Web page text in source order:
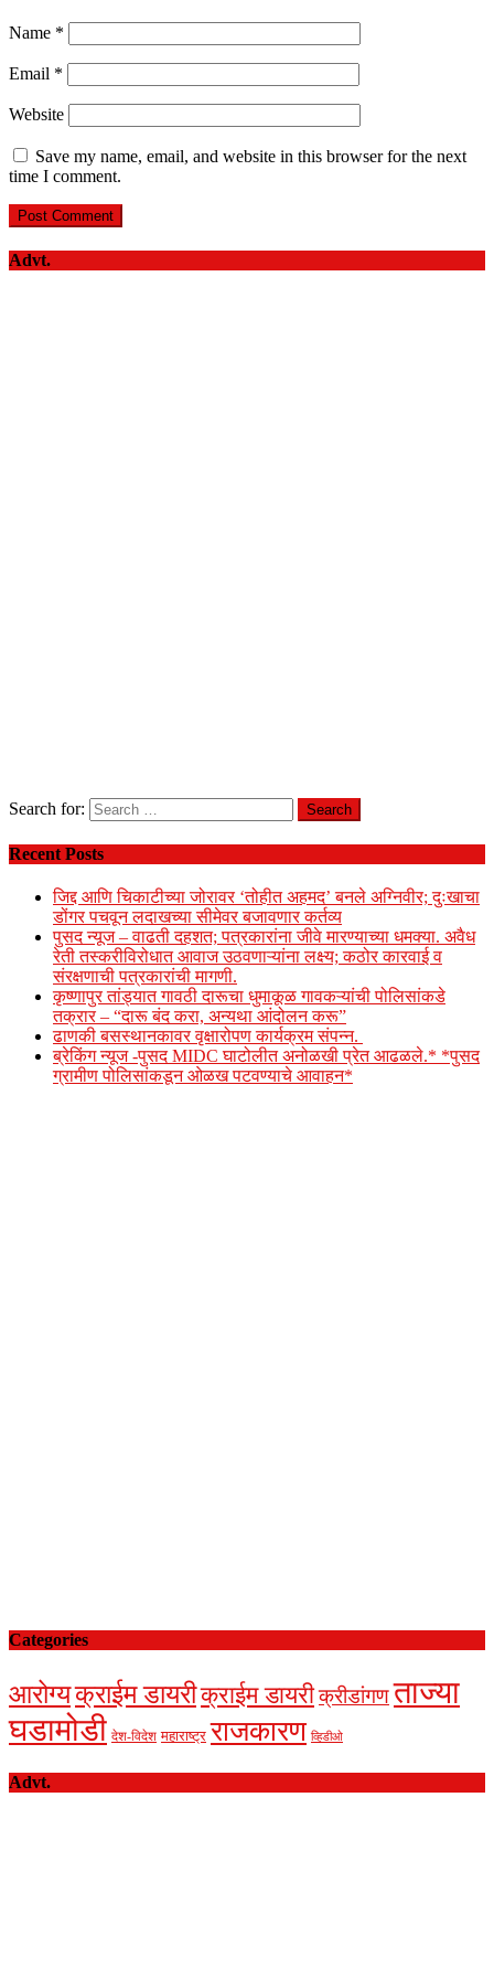
Name *
Email *
Website
Save my name, email, and website in this browser for the next
time I comment.
Advt.
Search for:
Recent Posts
जिद्द आणि चिकाटीच्या जोरावर ‘तोहीत अहमद’ बनले अग्निवीर; दुःखाचा
डोंगर पचवून लदाखच्या सीमेवर बजावणार कर्तव्य
पुसद न्यूज – वाढती दहशत; पत्रकारांना जीवे मारण्याच्या धमक्या. अवैध
रेती तस्करीविरोधात आवाज उठवणाऱ्यांना लक्ष्य; कठोर कारवाई व
संरक्षणाची पत्रकारांची मागणी.
कृष्णापुर तांड्यात गावठी दारूचा धुमाकूळ गावकऱ्यांची पोलिसांकडे
तक्रार – “दारू बंद करा, अन्यथा आंदोलन करू”
ढाणकी बसस्थानकावर वृक्षारोपण कार्यक्रम संपन्न.
ब्रेकिंग न्यूज -पुसद MIDC घाटोलीत अनोळखी प्रेत आढळले.* *पुसद
ग्रामीण पोलिसांकडून ओळख पटवण्याचे आवाहन*
Categories
आरोग्यक्राईम डायरीक्राईम डायरीक्रीडांगणताज्या
घडामोडी देश-विदेश महाराष्ट्र राजकारण व्हिडीओ
Advt.